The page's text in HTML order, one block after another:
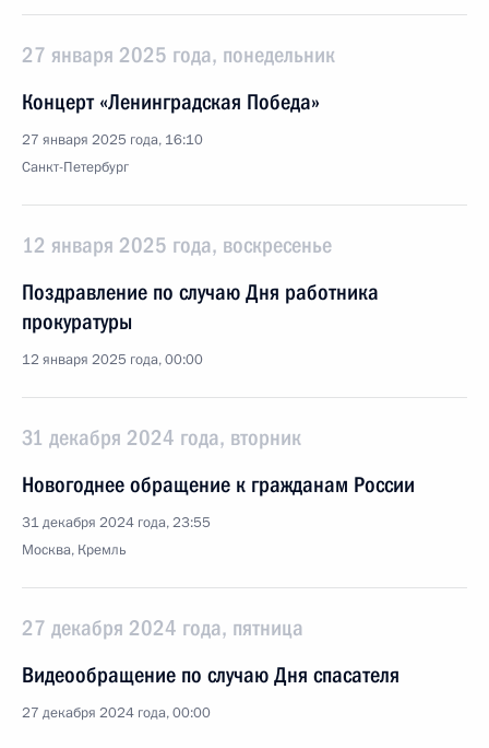
27 января 2025 года, понедельник
Концерт «Ленинградская Победа»
27 января 2025 года, 16:10
Санкт-Петербург
12 января 2025 года, воскресенье
Поздравление по случаю Дня работника
прокуратуры
12 января 2025 года, 00:00
31 декабря 2024 года, вторник
Новогоднее обращение к гражданам России
31 декабря 2024 года, 23:55
Москва, Кремль
27 декабря 2024 года, пятница
Видеообращение по случаю Дня спасателя
27 декабря 2024 года, 00:00